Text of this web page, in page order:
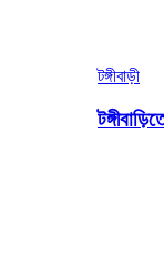
টঙ্গীবাড়ী